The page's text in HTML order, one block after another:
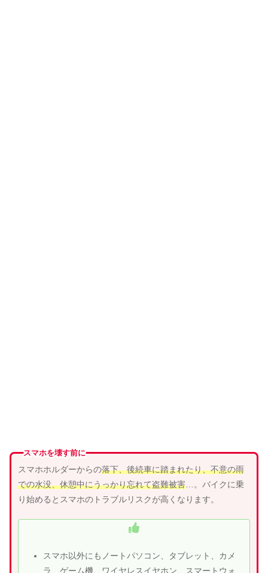
スマホを壊す前に
スマホホルダーからの落下、後続車に踏まれたり、不意の雨
での水没、休憩中にうっかり忘れて盗難被害…。バイクに乗
り始めるとスマホのトラブルリスクが高くなります。
スマホ以外にもノートパソコン、タブレット、カメ
ラ、ゲーム機、ワイヤレスイヤホン、スマートウォ